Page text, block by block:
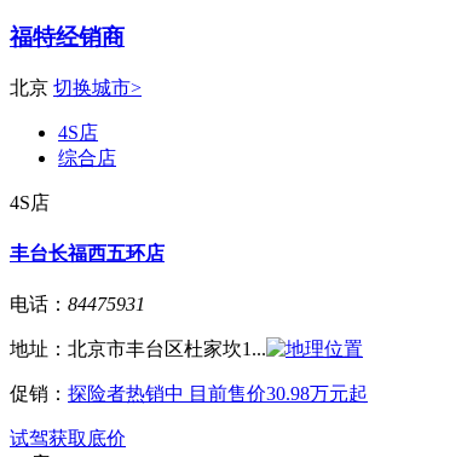
福特经销商
北京 切换城市>
4S店
综合店
4S店
丰台长福西五环店
电话： 84475931
地址： 北京市丰台区杜家坎1...
促销： 探险者热销中 目前售价30.98万元起
试驾获取底价